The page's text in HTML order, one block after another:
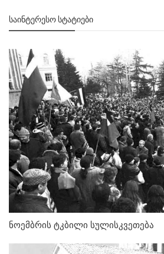
ᲡᲐᲘᲜᲢᲔᲠᲔᲡᲝ ᲡᲢᲐᲢᲘᲔᲑᲘ
ნოემბრის ტკბილი სულისკვეთება